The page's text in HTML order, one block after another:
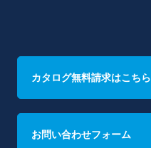
カタログ無料請求はこちら
お問い合わせフォーム